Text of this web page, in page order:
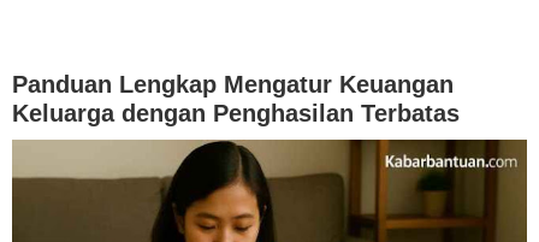
Panduan Lengkap Mengatur Keuangan
Keluarga dengan Penghasilan Terbatas